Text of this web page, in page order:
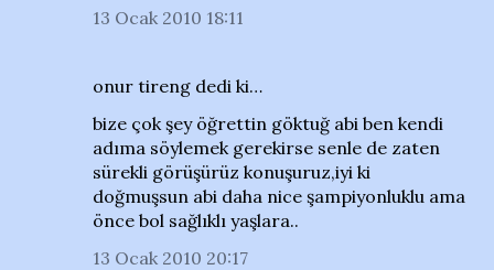
13 Ocak 2010 18:11
onur tireng dedi ki…
bize çok şey öğrettin göktuğ abi ben kendi
adıma söylemek gerekirse senle de zaten
sürekli görüşürüz konuşuruz,iyi ki
doğmuşsun abi daha nice şampiyonluklu ama
önce bol sağlıklı yaşlara..
13 Ocak 2010 20:17